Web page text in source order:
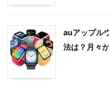
auアップル
法は？月々